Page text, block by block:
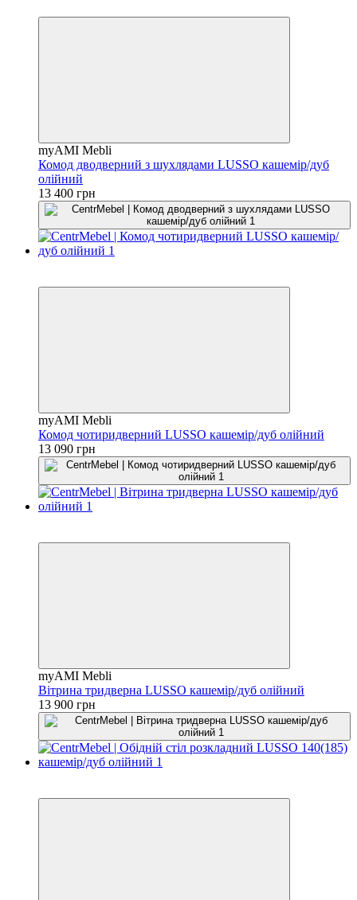
myAMI Mebli
Комод дводверний з шухлядами LUSSO кашемір/дуб
олійний
13 400 грн
myAMI Mebli
Комод чотиридверний LUSSO кашемір/дуб олійний
13 090 грн
myAMI Mebli
Вітрина тридверна LUSSO кашемір/дуб олійний
13 900 грн